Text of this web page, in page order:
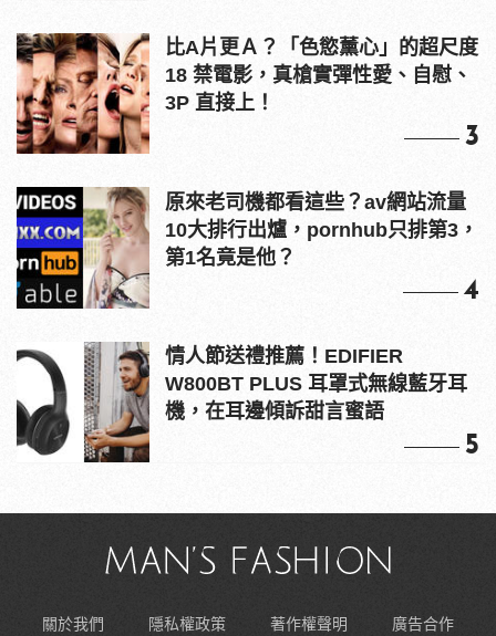
比A片更Ａ？「色慾薰心」的超尺度
18 禁電影，真槍實彈性愛、自慰、
3P 直接上！
3
原來老司機都看這些？av網站流量
10大排行出爐，pornhub只排第3，
第1名竟是他？
4
情人節送禮推薦！EDIFIER
W800BT PLUS 耳罩式無線藍牙耳
機，在耳邊傾訴甜言蜜語
5
關於我們 隱私權政策 著作權聲明 廣告合作